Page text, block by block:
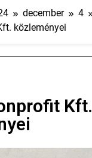
december
4
közleményei
Kft.